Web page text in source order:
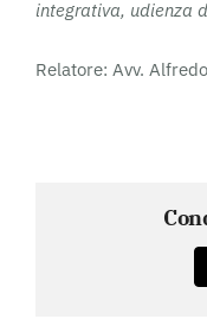
integrativa, udienza
Relatore: Avv.